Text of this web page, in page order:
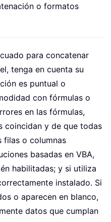
o formatos
para concatenar
tenga en cuenta su
es puntual o
con fórmulas o
en las fórmulas,
coincidan y de que todas
filas o columnas
basadas en VBA,
habilitadas; y si utiliza
instalado. Si
o aparecen en blanco,
datos que cumplan